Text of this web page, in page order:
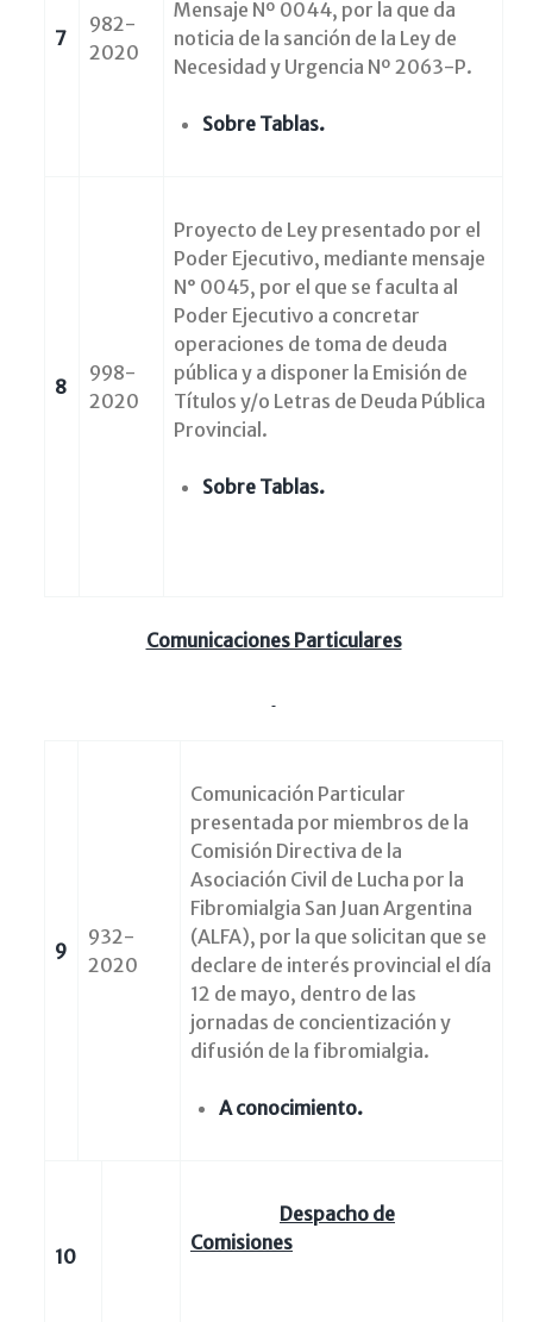
7
982-
2020
Mensaje Nº 0044, por la que da
noticia de la sanción de la Ley de
Necesidad y Urgencia Nº 2063-P.
Sobre Tablas.
8
998-
2020
Proyecto de Ley presentado por el
Poder Ejecutivo, mediante mensaje
N° 0045, por el que se faculta al
Poder Ejecutivo a concretar
operaciones de toma de deuda
pública y a disponer la Emisión de
Títulos y/o Letras de Deuda Pública
Provincial.
Sobre Tablas.
Comunicaciones Particulares
9
932-
2020
Comunicación Particular
presentada por miembros de la
Comisión Directiva de la
Asociación Civil de Lucha por la
Fibromialgia San Juan Argentina
(ALFA), por la que solicitan que se
declare de interés provincial el día
12 de mayo, dentro de las
jornadas de concientización y
difusión de la fibromialgia.
A conocimiento.
10
Despacho de
Comisiones